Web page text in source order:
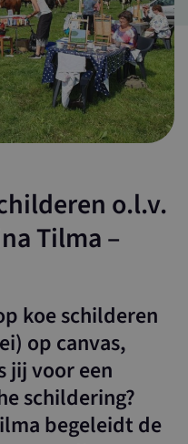
o.l.v.
Tilma –
koe schilderen
op canvas,
jij voor een
schildering?
begeleidt de